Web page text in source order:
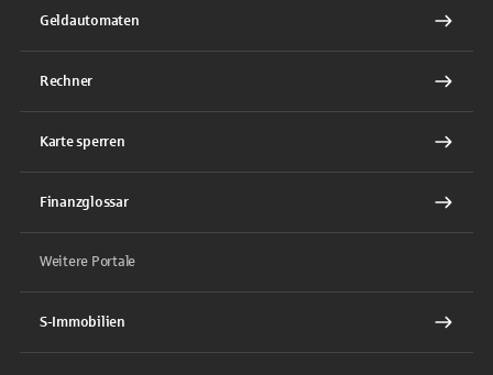
Geldautomaten
Rechner
Karte sperren
Finanzglossar
Weitere Portale
S-Immobilien